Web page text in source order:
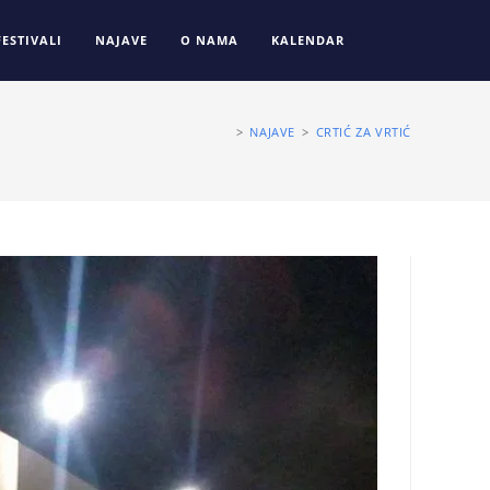
NAJAVE O NAMA KALENDAR
> NAJAVE > CRTIĆ ZA VRTIĆ